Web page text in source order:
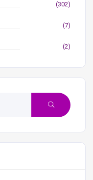
(302)
(7)
(2)